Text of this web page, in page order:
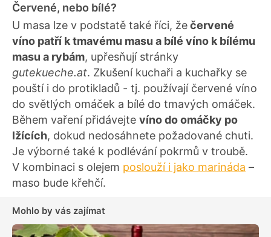
Červené, nebo bílé?
U masa lze v podstatě také říci, žečervené
víno patří k tmavému masu a bílé víno k bílému
masu a rybám, upřesňují stránky
gutekueche.at. Zkušení kuchaři a kuchařky se
pouští i do protikladů - tj. používají červené víno
do světlých omáček a bílé do tmavých omáček.
Během vaření přidávejte víno do omáčky po
lžících, dokud nedosáhnete požadované chuti.
Je výborné také k podlévání pokrmů v troubě.
V kombinaci s olejem poslouží i jako marináda –
maso bude křehčí.
Mohlo by vás zajímat